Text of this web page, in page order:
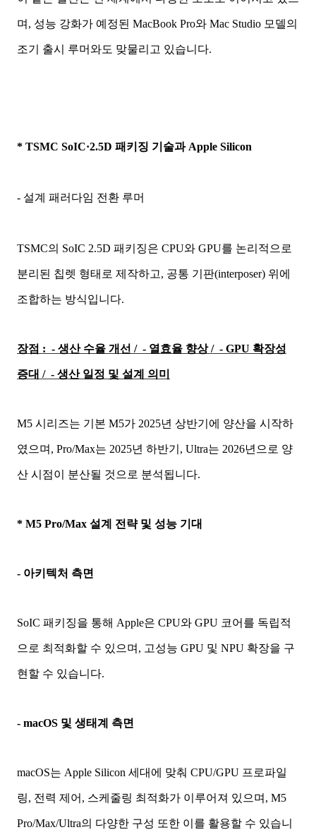
며, 성능 강화가 예정된 MacBook Pro와 Mac Studio 모델의
조기 출시 루머와도 맞물리고 있습니다.
* TSMC SoIC·2.5D 패키징 기술과 Apple Silicon
- 설계 패러다임 전환 루머
TSMC의 SoIC 2.5D 패키징은 CPU와 GPU를 논리적으로
분리된 칩렛 형태로 제작하고, 공통 기판(interposer) 위에
조합하는 방식입니다.
장점 : - 생산 수율 개선 / - 열효율 향상 / - GPU 확장성
증대 / - 생산 일정 및 설계 의미
M5 시리즈는 기본 M5가 2025년 상반기에 양산을 시작하
였으며, Pro/Max는 2025년 하반기, Ultra는 2026년으로 양
산 시점이 분산될 것으로 분석됩니다.
* M5 Pro/Max 설계 전략 및 성능 기대
- 아키텍처 측면
SoIC 패키징을 통해 Apple은 CPU와 GPU 코어를 독립적
으로 최적화할 수 있으며, 고성능 GPU 및 NPU 확장을 구
현할 수 있습니다.
- macOS 및 생태계 측면
macOS는 Apple Silicon 세대에 맞춰 CPU/GPU 프로파일
링, 전력 제어, 스케줄링 최적화가 이루어져 있으며, M5
Pro/Max/Ultra의 다양한 구성 또한 이를 활용할 수 있습니